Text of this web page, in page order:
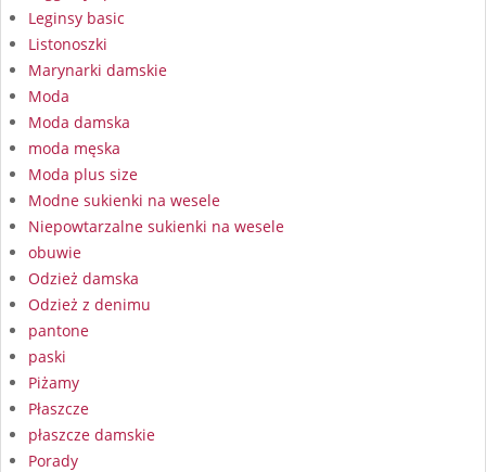
Leginsy basic
Listonoszki
Marynarki damskie
Moda
Moda damska
moda męska
Moda plus size
Modne sukienki na wesele
Niepowtarzalne sukienki na wesele
obuwie
Odzież damska
Odzież z denimu
pantone
paski
Piżamy
Płaszcze
płaszcze damskie
Porady